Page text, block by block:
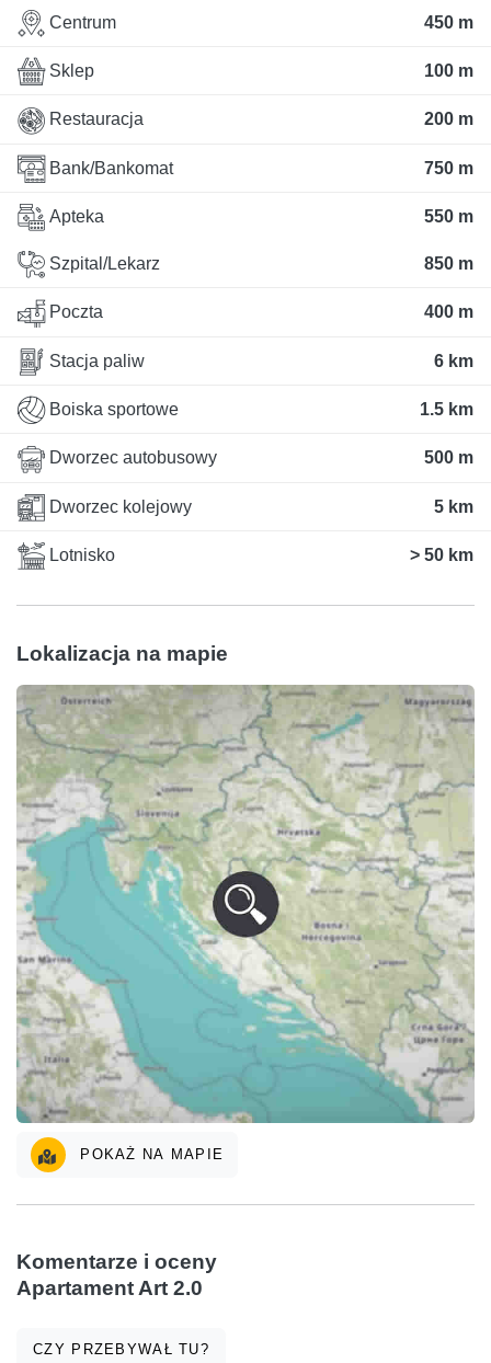
Centrum 450 m
Sklep 100 m
Restauracja 200 m
Bank/Bankomat 750 m
Apteka 550 m
Szpital/Lekarz 850 m
Poczta 400 m
Stacja paliw 6 km
Boiska sportowe 1.5 km
Dworzec autobusowy 500 m
Dworzec kolejowy 5 km
Lotnisko > 50 km
Lokalizacja na mapie
POKAŻ NA MAPIE
Komentarze i oceny
Apartament Art 2.0
CZY PRZEBYWAŁ TU?